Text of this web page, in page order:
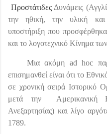
Προστάτιδες Δυνάμεις
την ηθική, την υλική και
υποστήριξη που
και το λογοτεχνικό Κίνημα
Μια ακόμη ad hoc
επισημανθεί είναι ότι το
σε χρονική σειρά Ιστορικό
μετά την
Αμερικανική
Ανεξαρτησίας) και λίγο
1789.